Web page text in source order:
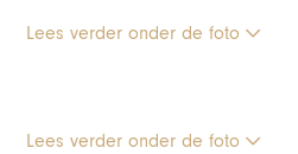
Lees verder onder de foto
Lees verder onder de foto